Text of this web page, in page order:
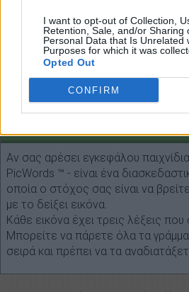
I want to opt-out of Collection,
Retention, Sale, and/or Sharing
Personal Data that Is Unrelated
Purposes for which it was
Opted Out
CONFIRM
Επιλέξτε κάθε μήκος λέξης:
Αν σας αρέσει εγκεφάλου
PicWords ™ - είναι ένα
οποία ο στόχος σας είναι να
με το δείξει εικόνα.
Κάθε εικόνα έχει τρεις λέξεις που
Μπορείτε να πάρετε όλα τα
σειρά και πρέπει να τα